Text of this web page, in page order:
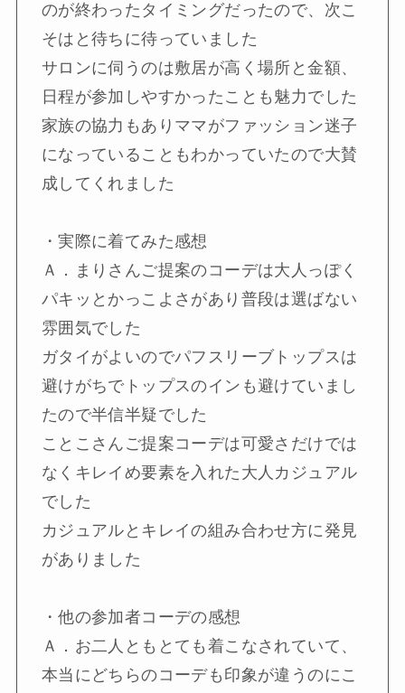
のが終わったタイミングだったので、次こ
そはと待ちに待っていました
サロンに伺うのは敷居が高く場所と金額、
日程が参加しやすかったことも魅力でした
家族の協力もありママがファッション迷子
になっていることもわかっていたので大賛
成してくれました
・実際に着てみた感想
Ａ．まりさんご提案のコーデは大人っぽく
パキッとかっこよさがあり普段は選ばない
雰囲気でした
ガタイがよいのでパフスリーブトップスは
避けがちでトップスのインも避けていまし
たので半信半疑でした
ことこさんご提案コーデは可愛さだけでは
なくキレイめ要素を入れた大人カジュアル
でした
カジュアルとキレイの組み合わせ方に発見
がありました
・他の参加者コーデの感想
Ａ．お二人ともとても着こなされていて、
本当にどちらのコーデも印象が違うのにこ